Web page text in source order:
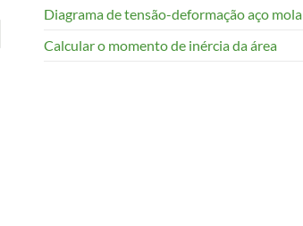
Diagrama de tensão-deformação aço mola
Calcular o momento de inércia da área